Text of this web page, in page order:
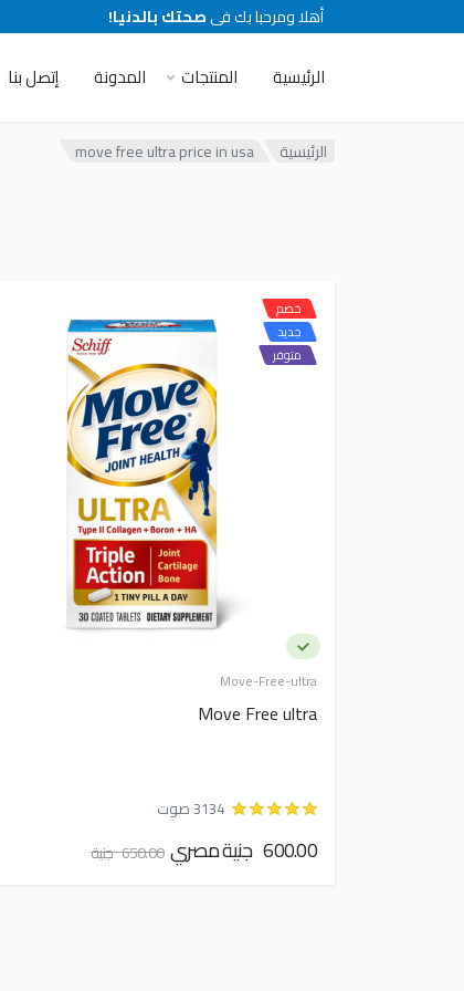
أهلا ومرحبا بك فىصحتك بالدنيا!
الرئيسية المنتجات المدونة إتصل بنا
الرئيسية move free ultra price in usa
Move-Free-ultra
خصم
جديد
متوفر
Move Free ultra
3134 صوت
600.00 جنية مصري 650.00 جنية